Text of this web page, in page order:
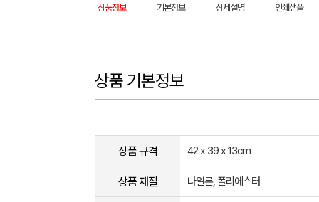
상품정보 기본정보 상세설명 인쇄샘플
상품 기본정보
상품 규격 42 x 39 x 13cm
상품 재질 나일론, 폴리에스터